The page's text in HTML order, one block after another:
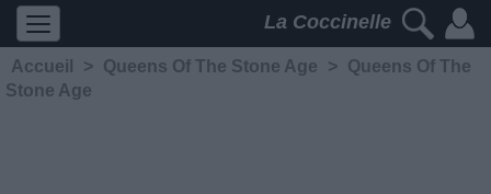
La Coccinelle
Accueil > Queens Of The Stone Age >
Queens Of The
Stone Age